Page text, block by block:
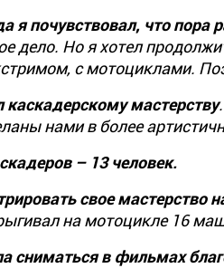
я почувствовал, что пора
дело. Но я хотел
с мотоциклами.
каскадерскому мастерству
нами в более
– 13 человек.
свое мастерство
на мотоцикле 16
сниматься в фильмах